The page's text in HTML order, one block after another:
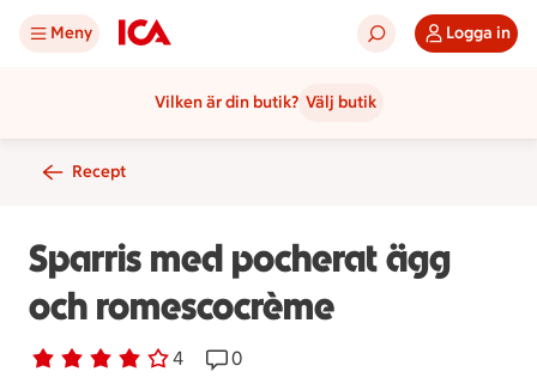
Meny Logga in
Vilken är din butik? Välj butik
Recept
Sparris med pocherat ägg
och romescocrème
Betyg 4 av 5. 4
4 personer har röstatReceptet har 0 kommentarer
0